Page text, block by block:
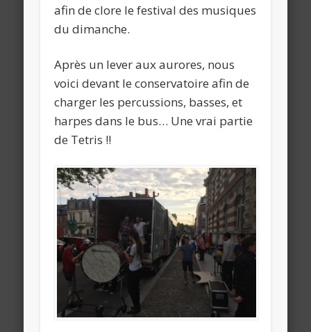
afin de clore le festival des musiques
du dimanche.
Après un lever aux aurores, nous
voici devant le conservatoire afin de
charger les percussions, basses, et
harpes dans le bus… Une vrai partie
de Tetris !!